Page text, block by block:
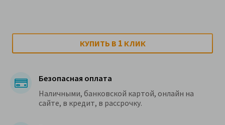
КУПИТЬ В 1 КЛИК
Безопасная оплата
Наличными, банковской картой, онлайн на
сайте, в кредит, в рассрочку.